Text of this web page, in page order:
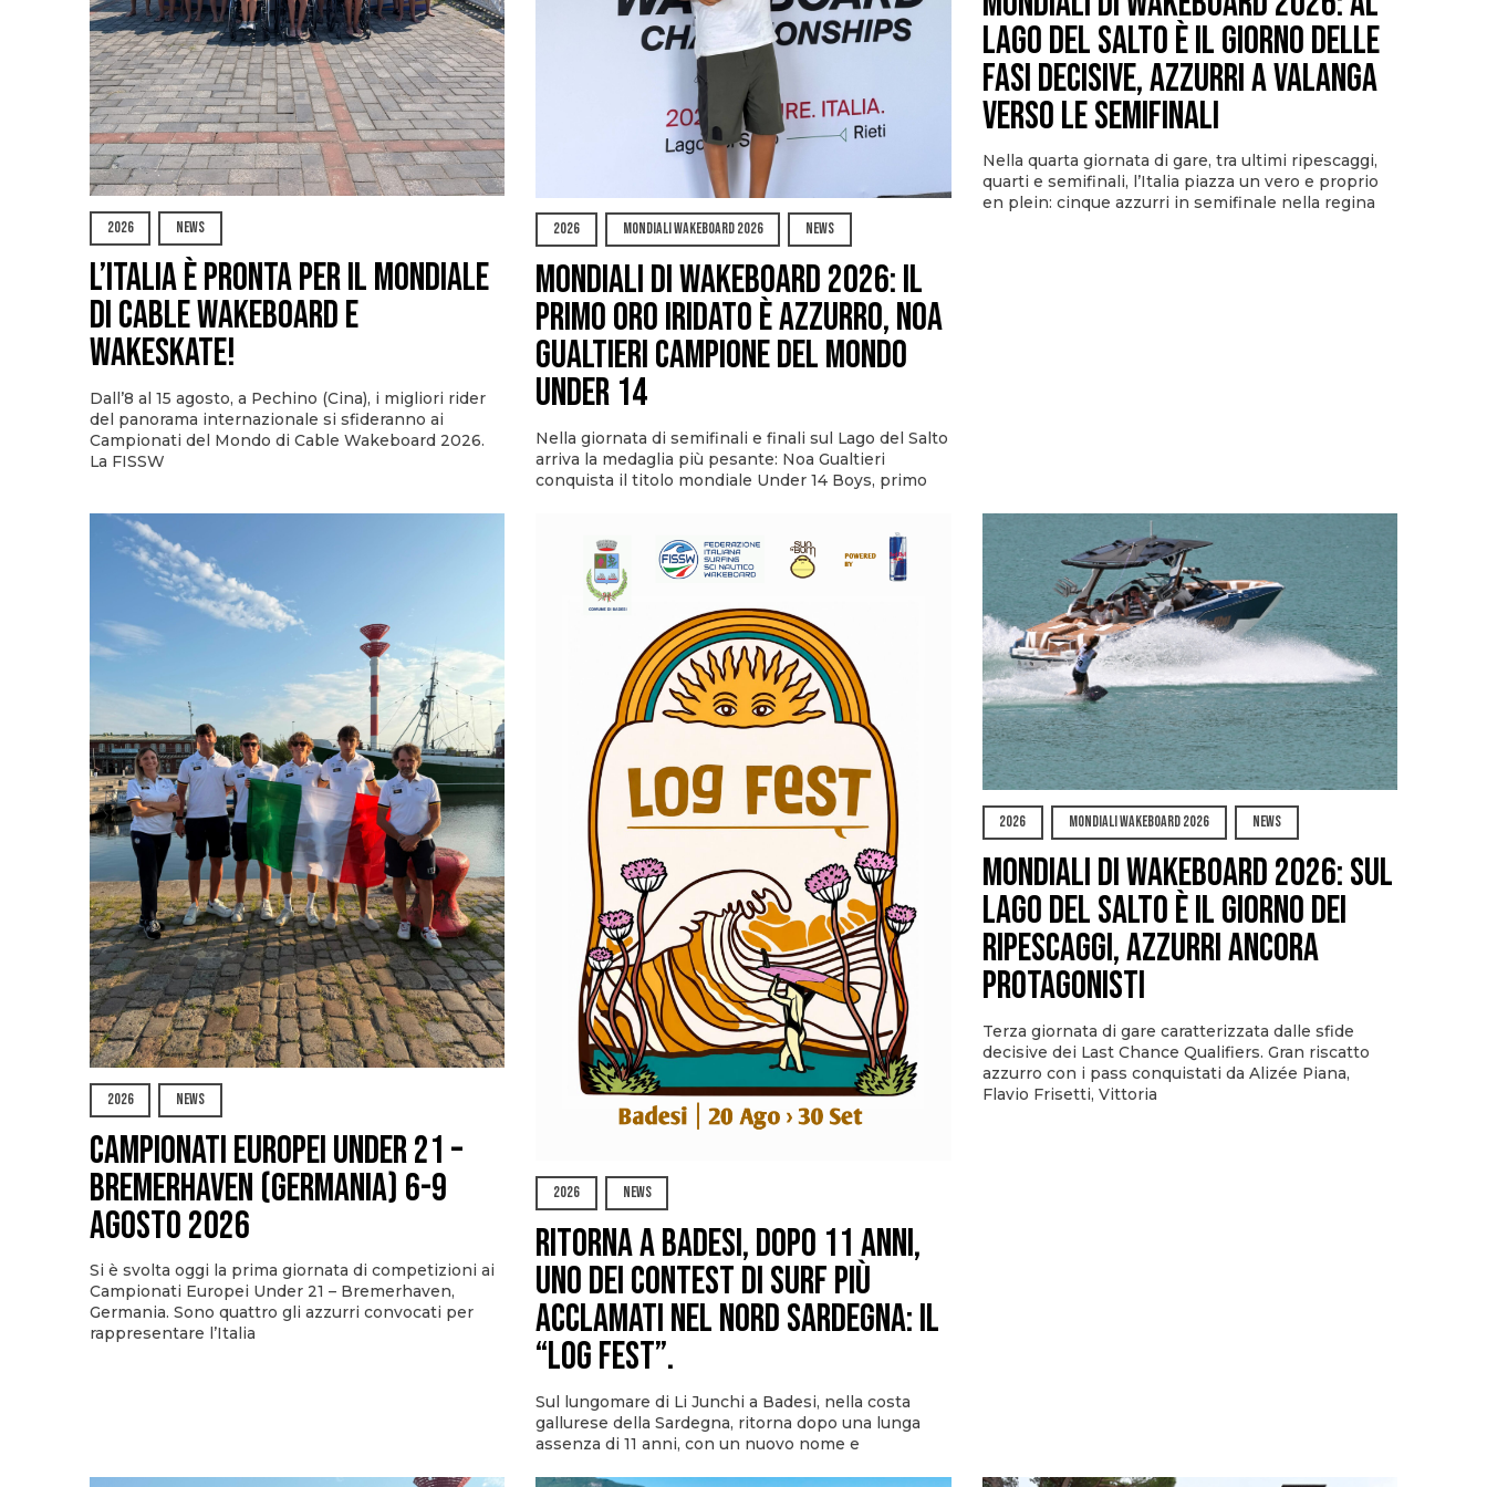
2026 NEWS
L’Italia è pronta per il Mondiale
di Cable Wakeboard e
Wakeskate!
Dall’8 al 15 agosto, a Pechino (Cina), i migliori rider
del panorama internazionale si sfideranno ai
Campionati del Mondo di Cable Wakeboard 2026.
La FISSW
2026 MONDIALI WAKEBOARD 2026 NEWS
Mondiali di Wakeboard 2026: il
primo oro iridato è azzurro, Noa
Gualtieri campione del mondo
Under 14
Nella giornata di semifinali e finali sul Lago del Salto
arriva la medaglia più pesante: Noa Gualtieri
conquista il titolo mondiale Under 14 Boys, primo
Lago del Salto è il giorno delle
fasi decisive, azzurri a valanga
verso le semifinali
Nella quarta giornata di gare, tra ultimi ripescaggi,
quarti e semifinali, l’Italia piazza un vero e proprio
en plein: cinque azzurri in semifinale nella regina
2026 NEWS
Campionati Europei Under 21 –
Bremerhaven (Germania) 6-9
agosto 2026
Si è svolta oggi la prima giornata di competizioni ai
Campionati Europei Under 21 – Bremerhaven,
Germania. Sono quattro gli azzurri convocati per
rappresentare l’Italia
2026 NEWS
Ritorna a Badesi, dopo 11 anni,
uno dei contest di surf più
acclamati nel nord Sardegna: il
“Log Fest”.
Sul lungomare di Li Junchi a Badesi, nella costa
gallurese della Sardegna, ritorna dopo una lunga
assenza di 11 anni, con un nuovo nome e
2026 MONDIALI WAKEBOARD 2026 NEWS
Mondiali di Wakeboard 2026: sul
Lago del Salto è il giorno dei
ripescaggi, azzurri ancora
protagonisti
Terza giornata di gare caratterizzata dalle sfide
decisive dei Last Chance Qualifiers. Gran riscatto
azzurro con i pass conquistati da Alizée Piana,
Flavio Frisetti, Vittoria